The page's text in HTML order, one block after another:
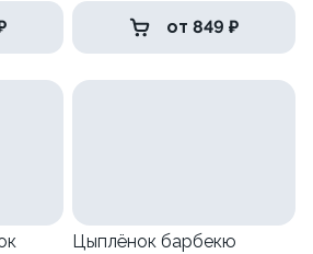
от 849 ₽
Цыплёнок барбекю